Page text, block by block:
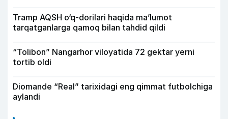
Tramp AQSH o‘q-dorilari haqida ma’lumot
tarqatganlarga qamoq bilan tahdid qildi
“Tolibon” Nangarhor viloyatida 72 gektar yerni
tortib oldi
Diomande “Real” tarixidagi eng qimmat futbolchiga
aylandi